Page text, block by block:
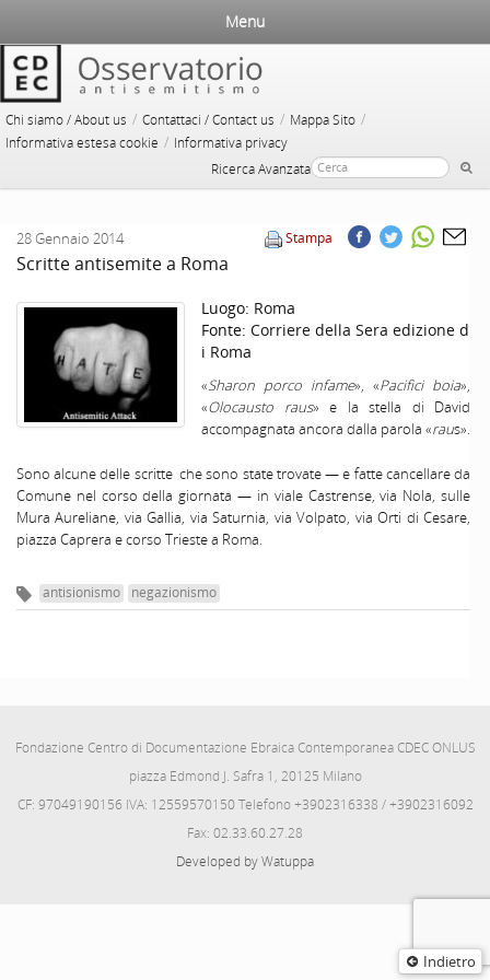
Chi siamo / About us / Contattaci / Contact us / Mappa Sito /
Informativa estesa cookie / Informativa privacy
Ricerca Avanzata
Menu
Indietro
Stampa
28 Gennaio 2014
Scritte antisemite a Roma
Luogo: Roma
Fonte: Corriere della Sera edizione d
i Roma
«Sharon porco infame», «Pacifici boia»,
«Olocausto raus» e la stella di David
accompagnata ancora dalla parola «raus».
Sono alcune delle scritte che sono state trovate — e fatte cancellare da
Comune nel corso della giornata — in viale Castrense, via Nola, sulle
Mura Aureliane, via Gallia, via Saturnia, via Volpato, via Orti di Cesare,
piazza Caprera e corso Trieste a Roma.
antisionismo negazionismo
Fondazione Centro di Documentazione Ebraica Contemporanea CDEC ONLUS
piazza Edmond J. Safra 1, 20125 Milano
CF: 97049190156 IVA: 12559570150 Telefono +3902316338 / +3902316092
Fax: 02.33.60.27.28
Developed by Watuppa